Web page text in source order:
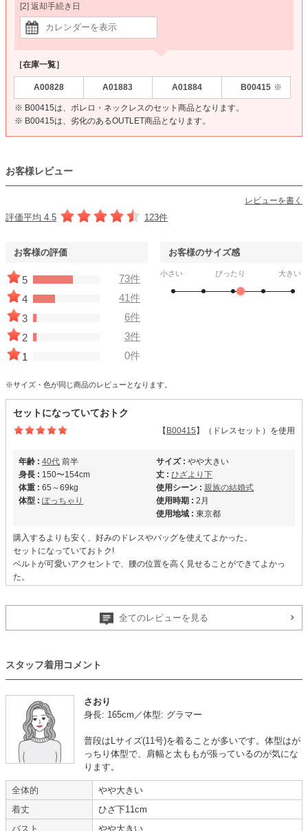
[2] 返却手続き日
［在庫一覧］
A00828 A01883 A01884 B00415 ※
※ B00415は、ボレロ・ネックレスのセット商品となります。
※ B00415は、劣化のあるOUTLET商品となります。
お客様レビュー
レビューを書く
評価平均 4.5 123件
お客様の評価
5
73件
4
41件
3
6件
2
3件
1
0件
お客様のサイズ感
小さい ぴったり 大きい
※サイズ・色が同じ商品のレビューとなります。
セットになっていておトク
【 B00415 】（ドレスセット）を使用
年齢 : 40代 前半
身長 : 150〜154cm
体重 : 65～69kg
体型 : ぽっちゃり
サイズ : やや大きい
丈 : ひざより下
使用シーン : 親族の結婚式
使用時期 : 2月
使用地域 : 東京都
購入するよりも安く、好みのドレスやバッグを使えてよかった。
セットになっていておトク!
ベルトが可愛いアクセントで、腰の位置を高く見せることができてよかっ
た。
た。
【一緒に注文した商品】
ディナーショーで着ました
【 B00415】（ドレスセット）を使用
身長 :
体重 :65～69kg
体型 :
ョー)
全てのレビューを見る
スタッフ着用コメント
さおり
身長: 165cm／体型: グラマー
普段はLサイズ(11号)を着ることが多いです。体型はが
っちり体型で、肩幅と太ももが張っているのが気にな
ります。
全体的
やや大きい
着丈
ひざ下11cm
バスト
やや大きい